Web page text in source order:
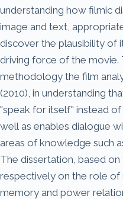
understanding how filmic
image and text,
discover the plausibility of
driving force of the movie.
methodology the film
(2010), in understanding
"speak for itself" instead
well as enables dialogue
areas of knowledge such
The dissertation, based
respectively on the role of
memory and power